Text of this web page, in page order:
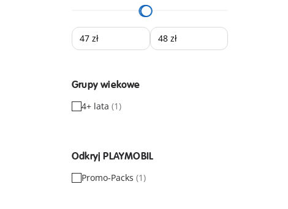
Grupy wiekowe
4+ lata (1)
Odkryj PLAYMOBIL
Promo-Packs (1)